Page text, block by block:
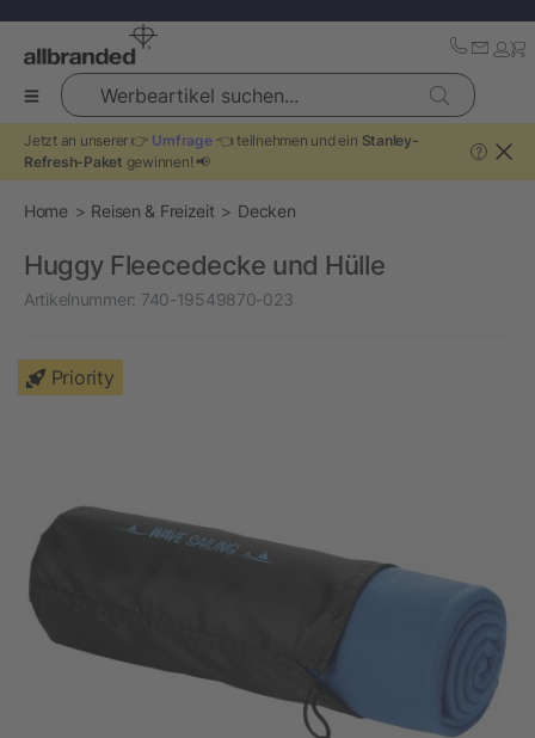
Werbeartikel suchen...
Jetzt an unserer 👉 Umfrage👈 teilnehmen und ein Stanley-
Refresh-Paket gewinnen! 📢
?
Home Reisen & Freizeit Decken
Huggy Fleecedecke und Hülle
Artikelnummer: 740-19549870-023
Priority